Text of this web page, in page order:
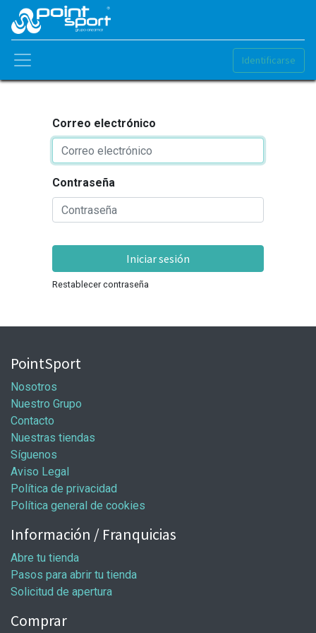
Identificarse
Correo electrónico
Contraseña
Iniciar sesión
Restablecer contraseña
PointSport
Nosotros
Nuestro Grupo
Contacto
Nuestras tiendas
Síguenos
Aviso Legal
Política de privacidad
Política general de cookies
Información / Franquicias
Abre tu tienda
Pasos para abrir tu tienda
Solicitud de apertura
Comprar